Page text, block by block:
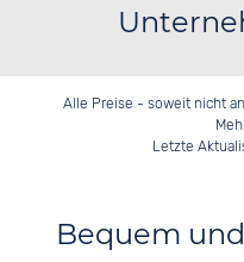
Alle Preise - soweit nicht
Letzte
Bequem